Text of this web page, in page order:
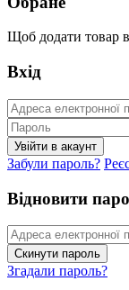
Щоб додати товар в
Вхід
Забули пароль?
Відновити
Згадали пароль?